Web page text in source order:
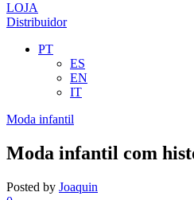
LOJA
Distribuidor
PT
ES
EN
IT
Moda infantil
Moda infantil com
Posted by Joaquin